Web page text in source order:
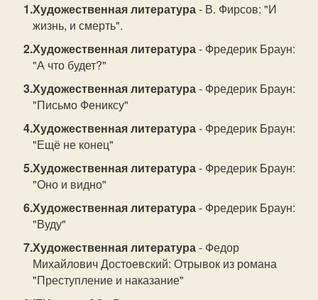
Художественная литература- В. Фирсов: "И
жизнь, и смерть".
Художественная литература- Фредерик Браун:
"А что будет?"
Художественная литература- Фредерик Браун:
"Письмо Фениксу"
Художественная литература- Фредерик Браун:
"Ещё не конец"
Художественная литература- Фредерик Браун:
"Оно и видно"
Художественная литература- Фредерик Браун:
"Вуду"
Художественная литература- Федор
Михайлович Достоевский: Отрывок из романа
"Преступление и наказание"